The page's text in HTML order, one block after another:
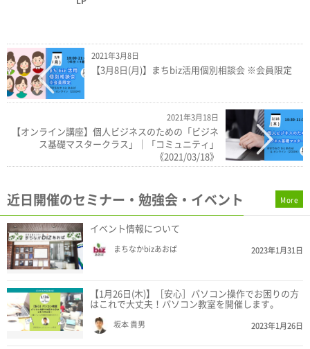
2021年3月8日
【3月8日(月)】まちbiz活用個別相談会 ※会員限定
2021年3月18日
【オンライン講座】個人ビジネスのための「ビジネ
ス基礎マスタークラス」｜「コミュニティ」
《2021/03/18》
近日開催のセミナー・勉強会・イベント
イベント情報について
まちなかbizあおば 2023年1月31日
【1月26日(木)】［安心］パソコン操作でお困りの方
はこれで大丈夫！パソコン教室を開催します。
坂本 貴男 2023年1月26日
More